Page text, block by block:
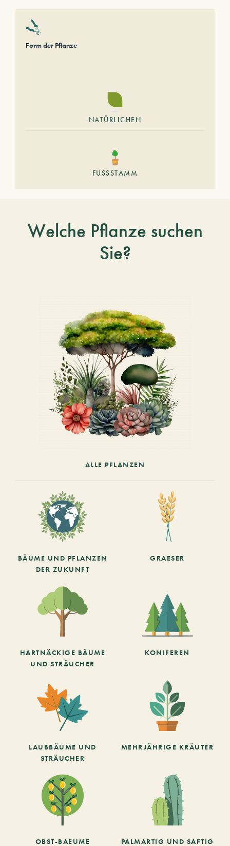
Form der Pflanze
NATÜRLICHEN
FUSSSTAMM
Welche Pflanze suchen
Sie?
ALLE PFLANZEN
BÄUME UND PFLANZEN
DER ZUKUNFT
GRAESER
HARTNÄCKIGE BÄUME
UND STRÄUCHER
KONIFEREN
LAUBBÄUME UND
STRÄUCHER
MEHRJÄHRIGE KRÄUTER
OBST-BAEUME PALMARTIG UND SAFTIG